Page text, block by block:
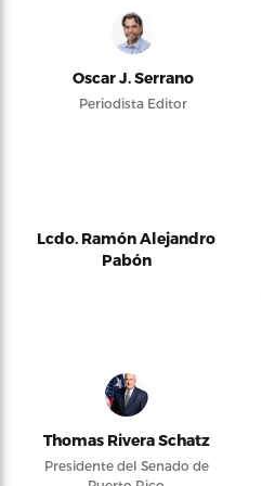
Oscar J. Serrano
Periodista Editor
Lcdo. Ramón Alejandro
Pabón
Thomas Rivera Schatz
Presidente del Senado de